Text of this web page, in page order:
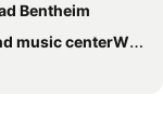
Bentheim
centerWilmink